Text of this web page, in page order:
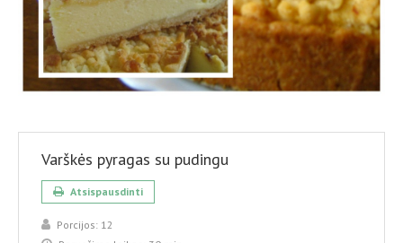
Varškės pyragas su pudingu
Atsispausdinti
Porcijos: 12